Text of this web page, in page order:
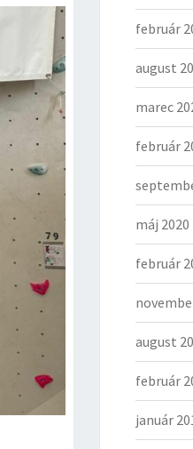
február
august
marec
február
máj 2020
február
august
február
január